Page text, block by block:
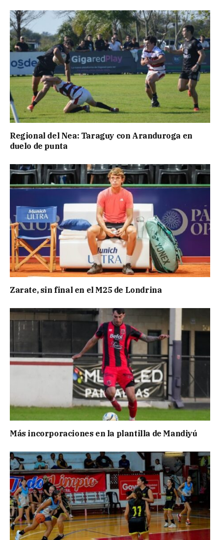
Regional del Nea: Taraguy con Aranduroga en
duelo de punta
Zarate, sin final en el M25 de Londrina
Más incorporaciones en la plantilla de Mandiyú